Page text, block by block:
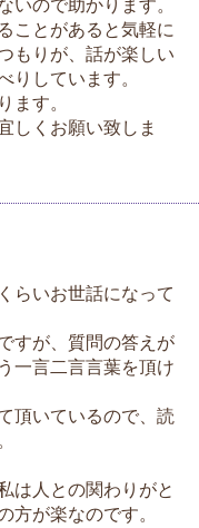
いので助かります。
ことがあると気軽に
もりが、話が楽しい
りしています。
ます。
しくお願い致しま
らいお世話になって
すが、質問の答えが
一言二言言葉を頂け
頂いているので、読
は人との関わりがと
方が楽なのです。